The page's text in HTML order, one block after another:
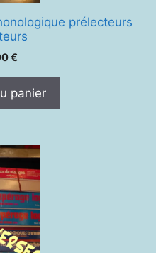
prélecteurs
€
panier